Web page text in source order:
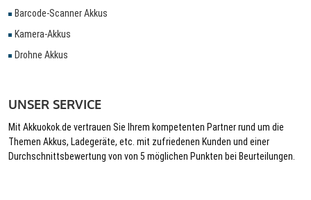
Barcode-Scanner Akkus
Kamera-Akkus
Drohne Akkus
UNSER SERVICE
Mit Akkuokok.de vertrauen Sie Ihrem kompetenten Partner rund um die
Themen Akkus, Ladegeräte, etc. mit zufriedenen Kunden und einer
Durchschnittsbewertung von von 5 möglichen Punkten bei Beurteilungen.